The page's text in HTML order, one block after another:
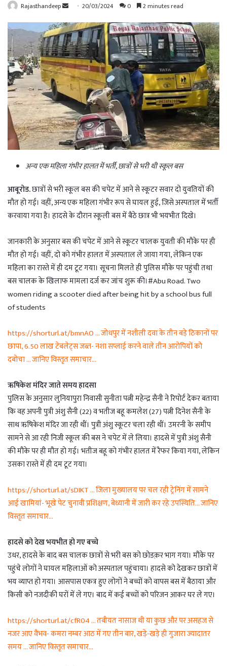
Rajasthandeep
Send
email
20/03/2024 0 2 minutes read
अन्य एक महिला गंभीर हालत में भर्ती, छात्रों से भरी थी स्कूल बस
आबूरोड.छात्रों से भरी स्कूल बस की चपेट में आने से स्कूटर सवार दो युवतियों की
मौत हो गई। वहीं, अन्य एक महिला गंभीर रूप से घायल हुई, जिसे अस्पताल में भर्ती
करवाया गया है। हादसे के दौरान स्कूली बस में बैठे छात्र भी भयभीत दिखे।
जानकारी के अनुसार बस की चपेट में आने से स्कूटर चालक युवती की मौके पर ही
मौत हो गई। वहीं, दो को गंभीर हालत में अस्पताल ले जाया गया, लेकिन एक
महिला का रास्ते में ही दम टूट गया। सूचना मिलते ही पुलिस मौके पर पहुंची तथा
बस चालक के खिलाफ मामला दर्ज कर जांच शुरू की।#Abu Road. Two
women riding a scooter died after being hit by a school bus full
of students
https://shorturl.at/bmnAO … जोधपुर में नशीली दवा के तीन बड़े ठिकानों पर
छापा, 6.50 लाख टेबलेट्स जब्त- नशा सप्लाई करने वाले तीन आरोपियों को
दबोचा … जानिए विस्तृत समाचार…
ऋषिकेश मंदिर जाते समय हादसा
पुलिस के अनुसार लुनियापुरा निवासी सुनीता पत्नी महेन्द्र सैनी ने रिपोर्ट देकर बताया
कि वह अपनी पुत्री अंशु सैनी (22) व भतीज बहू कमलेश (27) पत्नी दिनेश सैनी के
साथ ऋषिकेश मंदिर जा रही थीं। पुत्री अंशु स्कूटर चला रही थीं। उमरनी के समीप
सामने से आ रही निजी स्कूल की बस ने चपेट में ले लिया। हादसे में पुत्री अंशु सैनी
की मौके पर ही मौत हो गई। भतीज बहू को गंभीर हालत में रैफर किया गया, लेकिन
उसका रास्ते में ही दम टूट गया।
https://shorturl.at/sDIKT … जिला मुख्यालय पर चल रही ट्रेनिंग में सामने
आई खामियां- भूखे पेट चुनावी प्रशिक्षण, बेध्यानी में जारी कर रहे उपस्थिति… जानिए
विस्तृत समाचार…
हादसे को देख भयभीत हो गए बच्चे
उधर, हादसे के बाद बस चालक छात्रों से भरी बस को छोडक़र भाग गया। मौके पर
पहुंचे लोगों ने घायल महिलाओं को अस्पताल पहुंचाया। हादसे को देखकर छात्रों में
भय व्याप्त हो गया। आसपास एकत्र हुए लोगों ने बच्चों को वापस बस में बैठाया और
किसी को नजदीकी घरों में ले गए। बाद में कई बच्चों को परिजन आकर घर ले गए।
https://shorturl.at/cfR04 … तबीयत नासाज थी या कुछ और पर असहज से
नजर आए वैभव- कमरा नम्बर आठ में गए तीन बार, खड़े-खड़े ही गुजारा ज्यादातर
समय … जानिए विस्तृत समाचार…